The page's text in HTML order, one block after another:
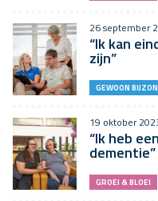
26 september
“Ik kan
zijn”
GEWOON
19 oktober
“Ik heb
dementie”
GROEI & BLOEI